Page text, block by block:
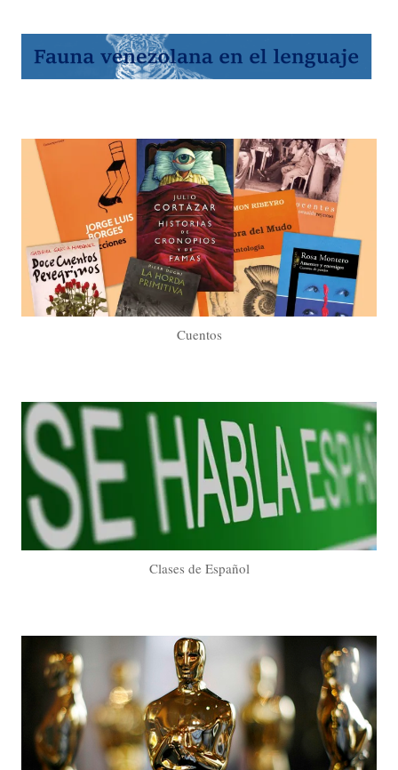
Cuentos
Clases de Español